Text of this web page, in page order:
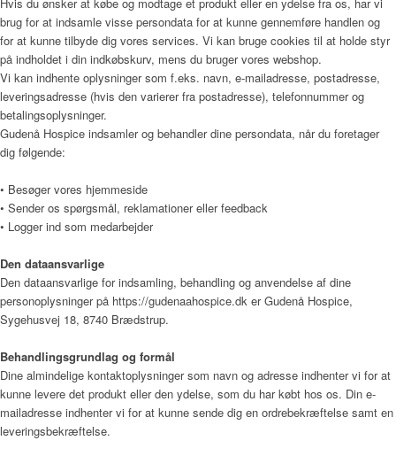
Rammer
Kunst
Donationer
Galleri
Årsrapporter
brug for at indsamle visse persondata for at kunne gennemføre handlen og
for at kunne tilbyde dig vores services. Vi kan bruge cookies til at holde styr
på indholdet i din indkøbskurv, mens du bruger vores webshop.
Vi kan indhente oplysninger som f.eks. navn, e-mailadresse, postadresse,
leveringsadresse (hvis den varierer fra postadresse), telefonnummer og
betalingsoplysninger.
Gudenå Hospice indsamler og behandler dine persondata, når du foretager
dig følgende:
• Besøger vores hjemmeside
• Sender os spørgsmål, reklamationer eller feedback
• Logger ind som medarbejder
Den dataansvarlige
Den dataansvarlige for indsamling, behandling og anvendelse af dine
personoplysninger på https://gudenaahospice.dk erGudenå Hospice,
Sygehusvej 18, 8740 Brædstrup.
Behandlingsgrundlag og formål
Dine almindelige kontaktoplysninger som navn og adresse indhenter vi for at
kunne levere det produkt eller den ydelse, som du har købt hos os. Din e-
mailadresse indhenter vi for at kunne sende dig en ordrebekræftelse samt en
leveringsbekræftelse.